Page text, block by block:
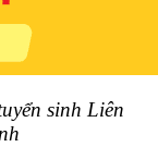
sinh Liên